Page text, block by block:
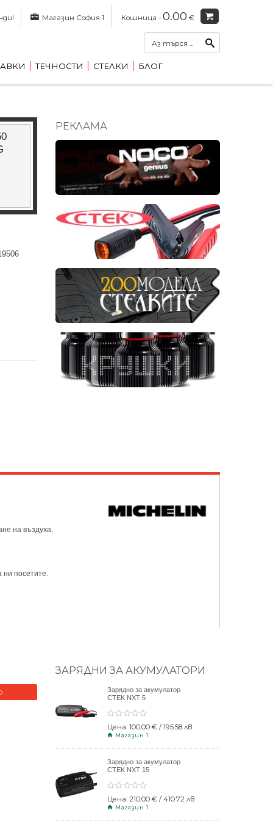
Магазин София 1 Кошница - 0.00 €
ТЕЧНОСТИ СТЕЛКИ БЛОГ
РЕКЛАМА
на въздуха.
посетите.
НОВО
ЗАРЯДНИ ЗА АКУМУЛАТОРИ
Зарядно за акумулатор
CTEK NXT 5
Цена: 100.00 € / 195.58 лв
Магазин 1
Зарядно за акумулатор
CTEK NXT 15
Цена: 210.00 € / 410.72 лв
Магазин 1